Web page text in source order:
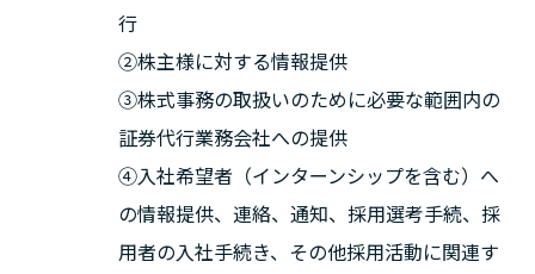
行
②株主様に対する情報提供
③株式事務の取扱いのために必要な範囲内の
証券代行業務会社への提供
④入社希望者（インターンシップを含む）へ
の情報提供、連絡、通知、採用選考手続、採
用者の入社手続き、その他採用活動に関連す